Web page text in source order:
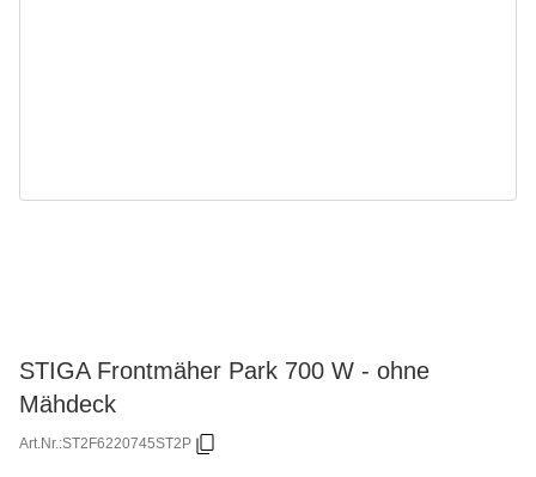
STIGA Frontmäher Park 700 W - ohne
Mähdeck
Art.Nr.:ST2F6220745ST2P